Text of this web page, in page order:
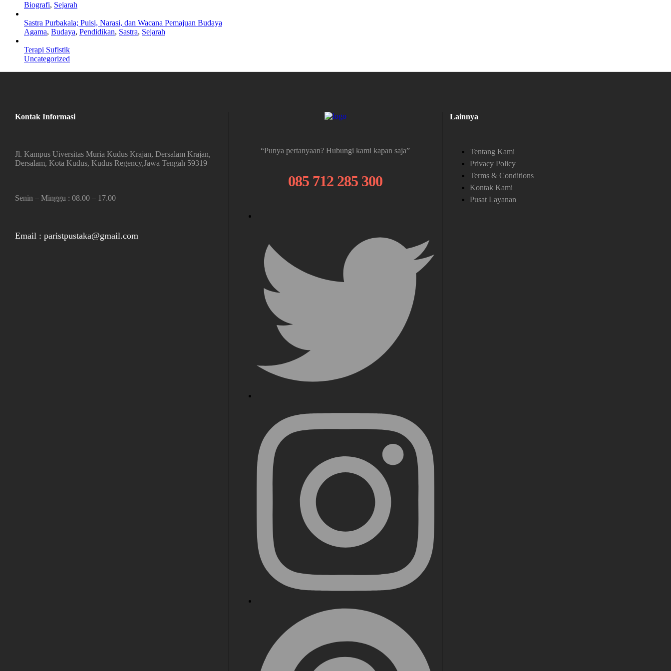
Biografi, Sejarah
Sastra Purbakala; Puisi, Narasi, dan Wacana Pemajuan Budaya
Agama, Budaya, Pendidikan, Sastra, Sejarah
Terapi Sufistik
Uncategorized
Kontak Informasi
Jl. Kampus Uiversitas Muria Kudus Krajan, Dersalam Krajan,
Dersalam, Kota Kudus, Kudus Regency,Jawa Tengah 59319
Senin – Minggu : 08.00 – 17.00
Email : paristpustaka@gmail.com
“Punya pertanyaan? Hubungi kami kapan saja”
085 712 285 300
Lainnya
Tentang Kami
Privacy Policy
Terms & Conditions
Kontak Kami
Pusat Layanan